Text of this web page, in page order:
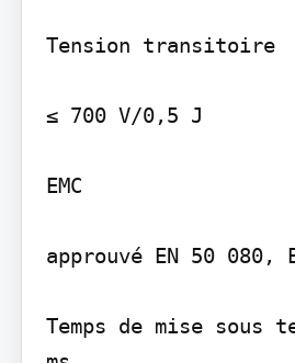
Tension transitoire
≤ 700 V/0,5 J
EMC
approuvé EN 50 080,
Temps de mise sous